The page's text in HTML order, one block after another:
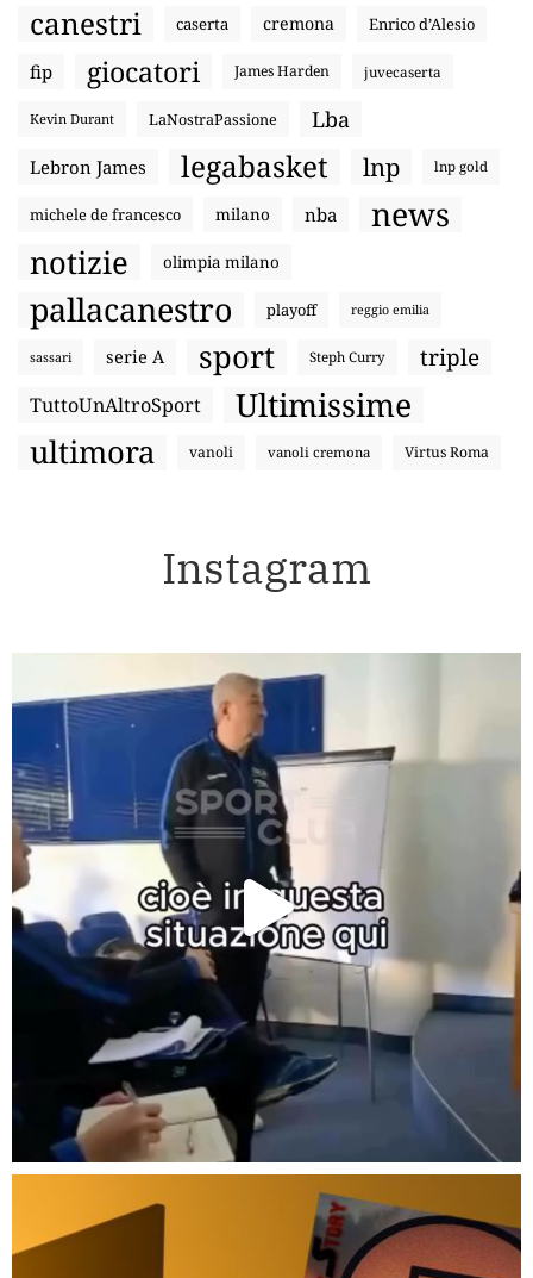
canestri caserta cremona Enrico d’Alesio
fip giocatori James Harden juvecaserta
Kevin Durant LaNostraPassione Lba
Lebron James legabasket lnp lnp gold
michele de francesco milano nba news
notizie olimpia milano
pallacanestro playoff reggio emilia
sassari serie A sport Steph Curry triple
TuttoUnAltroSport Ultimissime
ultimora vanoli vanoli cremona Virtus Roma
Instagram